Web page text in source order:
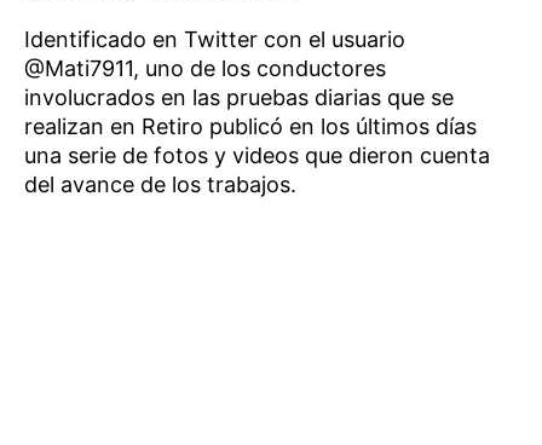
Identificado en Twitter con el usuario
@Mati7911, uno de los conductores
involucrados en las pruebas diarias que se
realizan en Retiro publicó en los últimos días
una serie de fotos y videos que dieron cuenta
del avance de los trabajos.